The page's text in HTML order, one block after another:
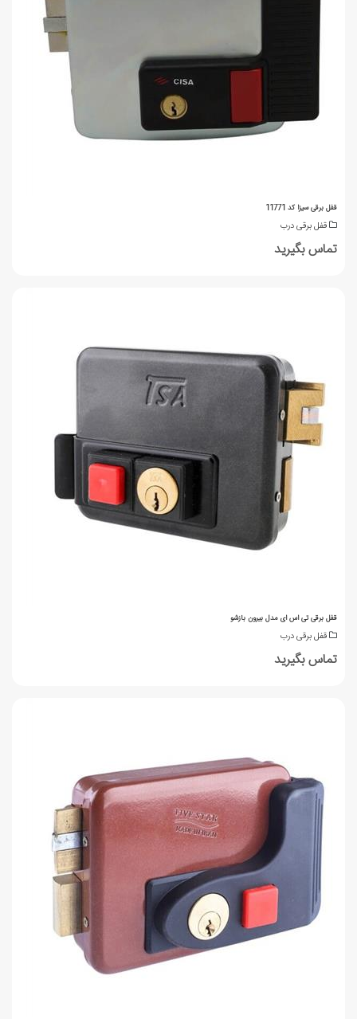
قفل برقی سیزا کد 11771
قفل برقی درب
تماس بگیرید
قفل برقی تی اس ای مدل بيرون بازشو
قفل برقی درب
تماس بگیرید